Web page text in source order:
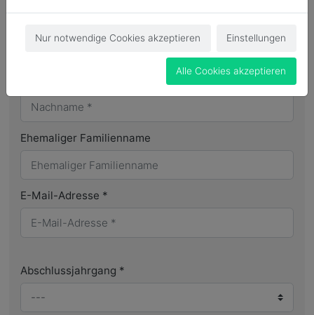
Ehemaliger Familienname
E-Mail-Adresse *
Abschlussjahrgang *
Nur notwendige Cookies akzeptieren Einstellungen
Alle Cookies akzeptieren